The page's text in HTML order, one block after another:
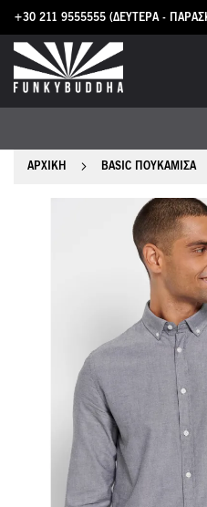
+30 211 9555555 (ΔΕΥΤΕΡΑ -
Μετάβαση
στο
περιεχόμενο
ΑΡΧΙΚΉ BASIC ΠΟΥΚΆΜΙΣΑ